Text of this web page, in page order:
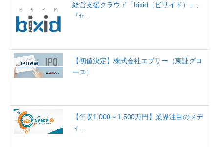
経営支援クラウド「bixid（ビサイド）」、
「fr...
【初値決定】株式会社エブリー（東証グロ
ース）
【年収1,000～1,500万円】業界注目のメデ
ィ...